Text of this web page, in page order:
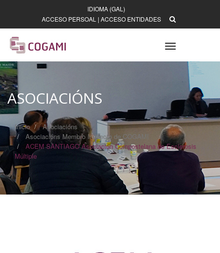
IDIOMA (GAL)
ACCESO PERSOAL | ACCESO ENTIDADES
Toggle
navigation
ASOCIACIÓNS
Inicio
Asociacións
Asociacións Membro Indirecto de COGAMI
ACEM SANTIAGO Asociación Compostelana de Esclerosis
Múltiple